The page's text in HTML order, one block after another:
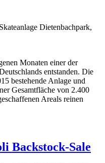
Dietenbachpark,
Monaten einer der
entstanden. Die
bestehende Anlage und
Gesamtfläche von 2.400
Areals reinen
Backstock-Sale